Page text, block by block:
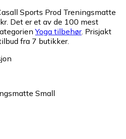
Sports Prod Treningsmatte
Det er et av de 100 mest
Yoga tilbehør. Prisjakt
fra 7 butikker.
Small